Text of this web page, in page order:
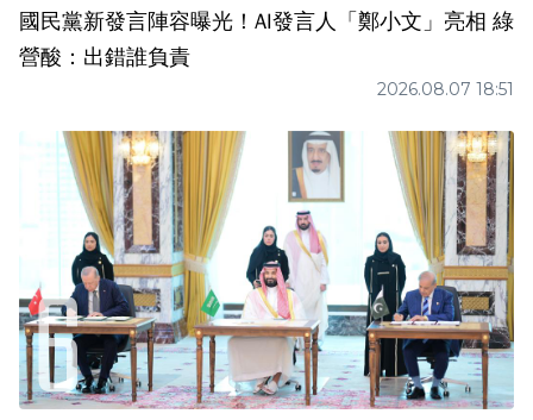
國民黨新發言陣容曝光！AI發言人「鄭小文」亮相 綠
營酸：出錯誰負責
2026.08.07 18:51